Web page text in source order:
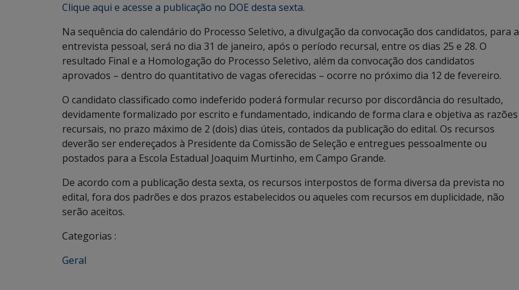
Clique aqui e acesse a publicação no DOE desta sexta.
Na sequência do calendário do Processo Seletivo, a divulgação da convocação dos candidatos, para a
entrevista pessoal, será no dia 31 de janeiro, após o período recursal, entre os dias 25 e 28. O
resultado Final e a Homologação do Processo Seletivo, além da convocação dos candidatos
aprovados – dentro do quantitativo de vagas oferecidas – ocorre no próximo dia 12 de fevereiro.
O candidato classificado como indeferido poderá formular recurso por discordância do resultado,
devidamente formalizado por escrito e fundamentado, indicando de forma clara e objetiva as razões
recursais, no prazo máximo de 2 (dois) dias úteis, contados da publicação do edital. Os recursos
deverão ser endereçados à Presidente da Comissão de Seleção e entregues pessoalmente ou
postados para a Escola Estadual Joaquim Murtinho, em Campo Grande.
De acordo com a publicação desta sexta, os recursos interpostos de forma diversa da prevista no
edital, fora dos padrões e dos prazos estabelecidos ou aqueles com recursos em duplicidade, não
serão aceitos.
Categorias :
Geral